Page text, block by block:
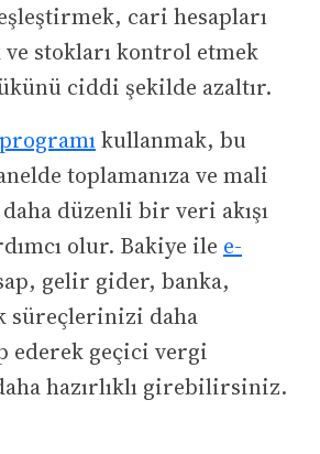
cari hesapları
stokları kontrol etmek
ciddi şekilde azaltır.
kullanmak, bu
toplamanıza ve mali
düzenli bir veri akışı
olur. Bakiye ile e-
gelir gider, banka,
süreçlerinizi daha
ederek geçici vergi
hazırlıklı girebilirsiniz.